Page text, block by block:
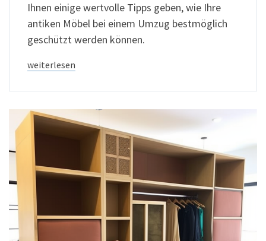
Ihnen einige wertvolle Tipps geben, wie Ihre
antiken Möbel bei einem Umzug bestmöglich
geschützt werden können.
weiterlesen